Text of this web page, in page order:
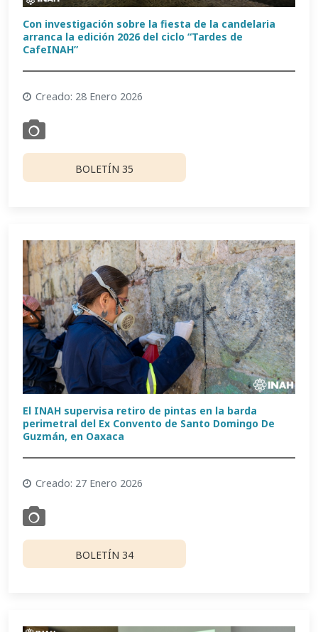
Con investigación sobre la fiesta de la candelaria
arranca la edición 2026 del ciclo “Tardes de
CafeINAH”
Creado: 28 Enero 2026
BOLETÍN 35
El INAH supervisa retiro de pintas en la barda
perimetral del Ex Convento de Santo Domingo De
Guzmán, en Oaxaca
Creado: 27 Enero 2026
BOLETÍN 34